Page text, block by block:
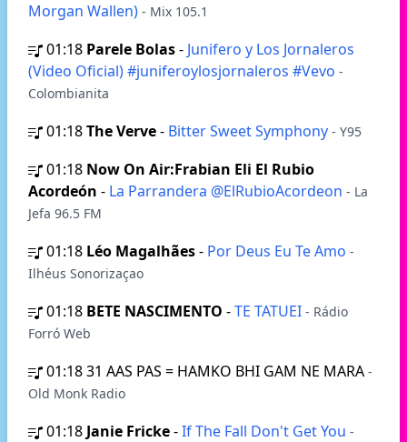
Morgan Wallen) - Mix 105.1
01:18 Parele Bolas- Junifero y Los Jornaleros
(Video Oficial) #juniferoylosjornaleros #Vevo -
Colombianita
01:18The Verve- Bitter Sweet Symphony - Y95
01:18 Now On Air:Frabian Eli El Rubio
Acordeón - La Parrandera @ElRubioAcordeon - La
Jefa 96.5 FM
01:18 Léo Magalhães- Por Deus Eu Te Amo -
Ilhéus Sonorizaçao
01:18 BETE NASCIMENTO -TE TATUEI - Rádio
Forró Web
01:1831 AAS PAS = HAMKO BHI GAM NE MARA -
Old Monk Radio
01:18 Janie Fricke-If The Fall Don't Get You -